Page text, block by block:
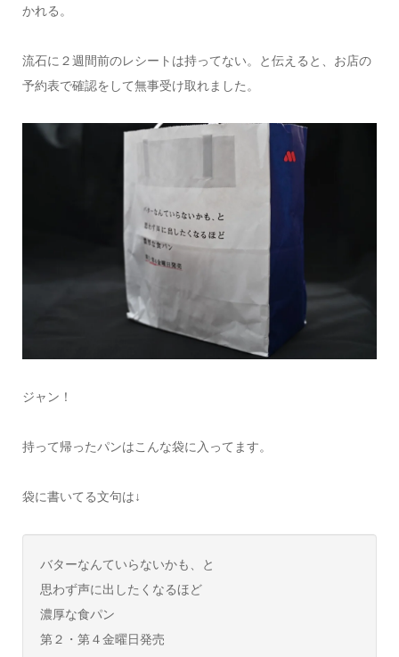
かれる。
流石に２週間前のレシートは持ってない。と伝えると、お店の
予約表で確認をして無事受け取れました。
ジャン！
持って帰ったパンはこんな袋に入ってます。
袋に書いてる文句は↓
バターなんていらないかも、と
思わず声に出したくなるほど
濃厚な食パン
第２・第４金曜日発売